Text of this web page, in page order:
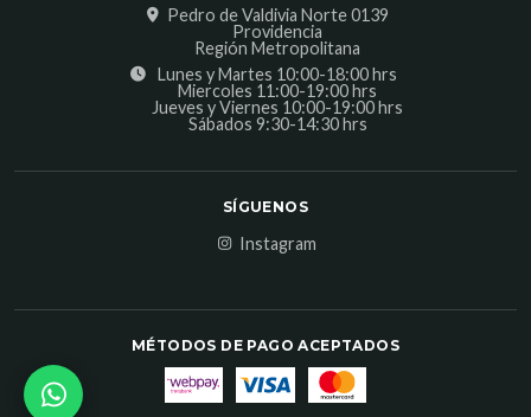
Pedro de Valdivia Norte 0139
Providencia
Región Metropolitana
Lunes y Martes 10:00-18:00 hrs
Miercoles 11:00-19:00 hrs
Jueves y Viernes 10:00-19:00 hrs
Sábados 9:30-14:30 hrs
SÍGUENOS
Instagram
MÉTODOS DE PAGO ACEPTADOS